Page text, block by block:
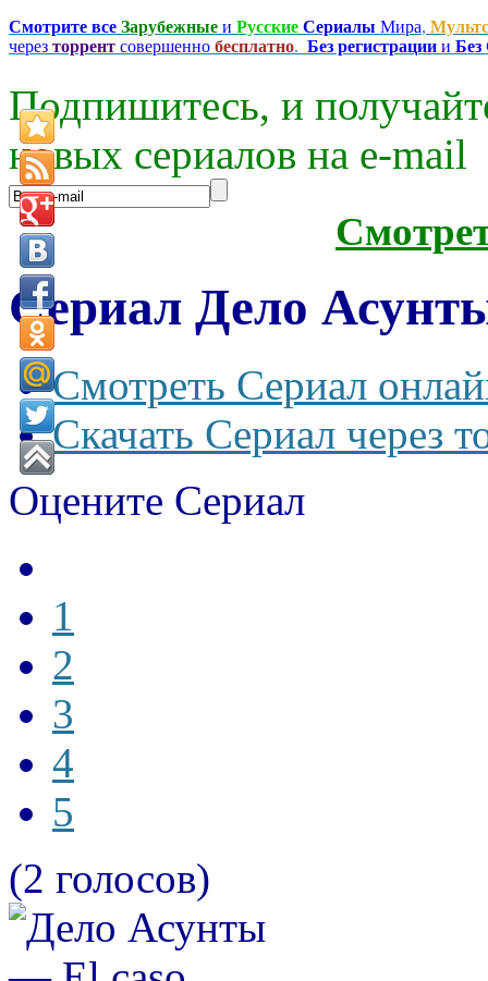
Смотрите все Зарубежные и Русские Сериалы Мира,
через торрент совершенно бесплатно. Без регистрации и
Подпишитесь, и
новых сериалов на e-mаil
Сериал Дело
Смотреть Сериал
Скачать Сериал через
Оцените Сериал
1
2
3
4
5
(2 голосов)